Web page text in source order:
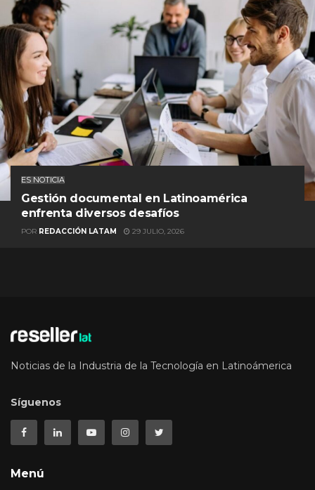
ES NOTICIA
Gestión documental en Latinoamérica
enfrenta diversos desafíos
POR REDACCIÓN LATAM 29 JULIO, 2026
Noticias de la Industria de la Tecnología en Latinoámerica
Síguenos
Menú